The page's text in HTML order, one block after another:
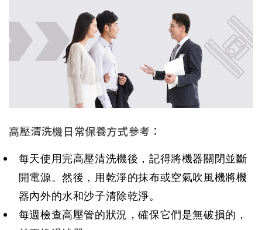
高壓清洗機日常保養方式參考：
每天使用完高壓清洗機後，記得將機器關閉並斷
開電源。然後，用乾淨的抹布或空氣吹風機將機
器內外的水和沙子清除乾淨。
每週檢查高壓管的狀況，確保它們是無破損的，